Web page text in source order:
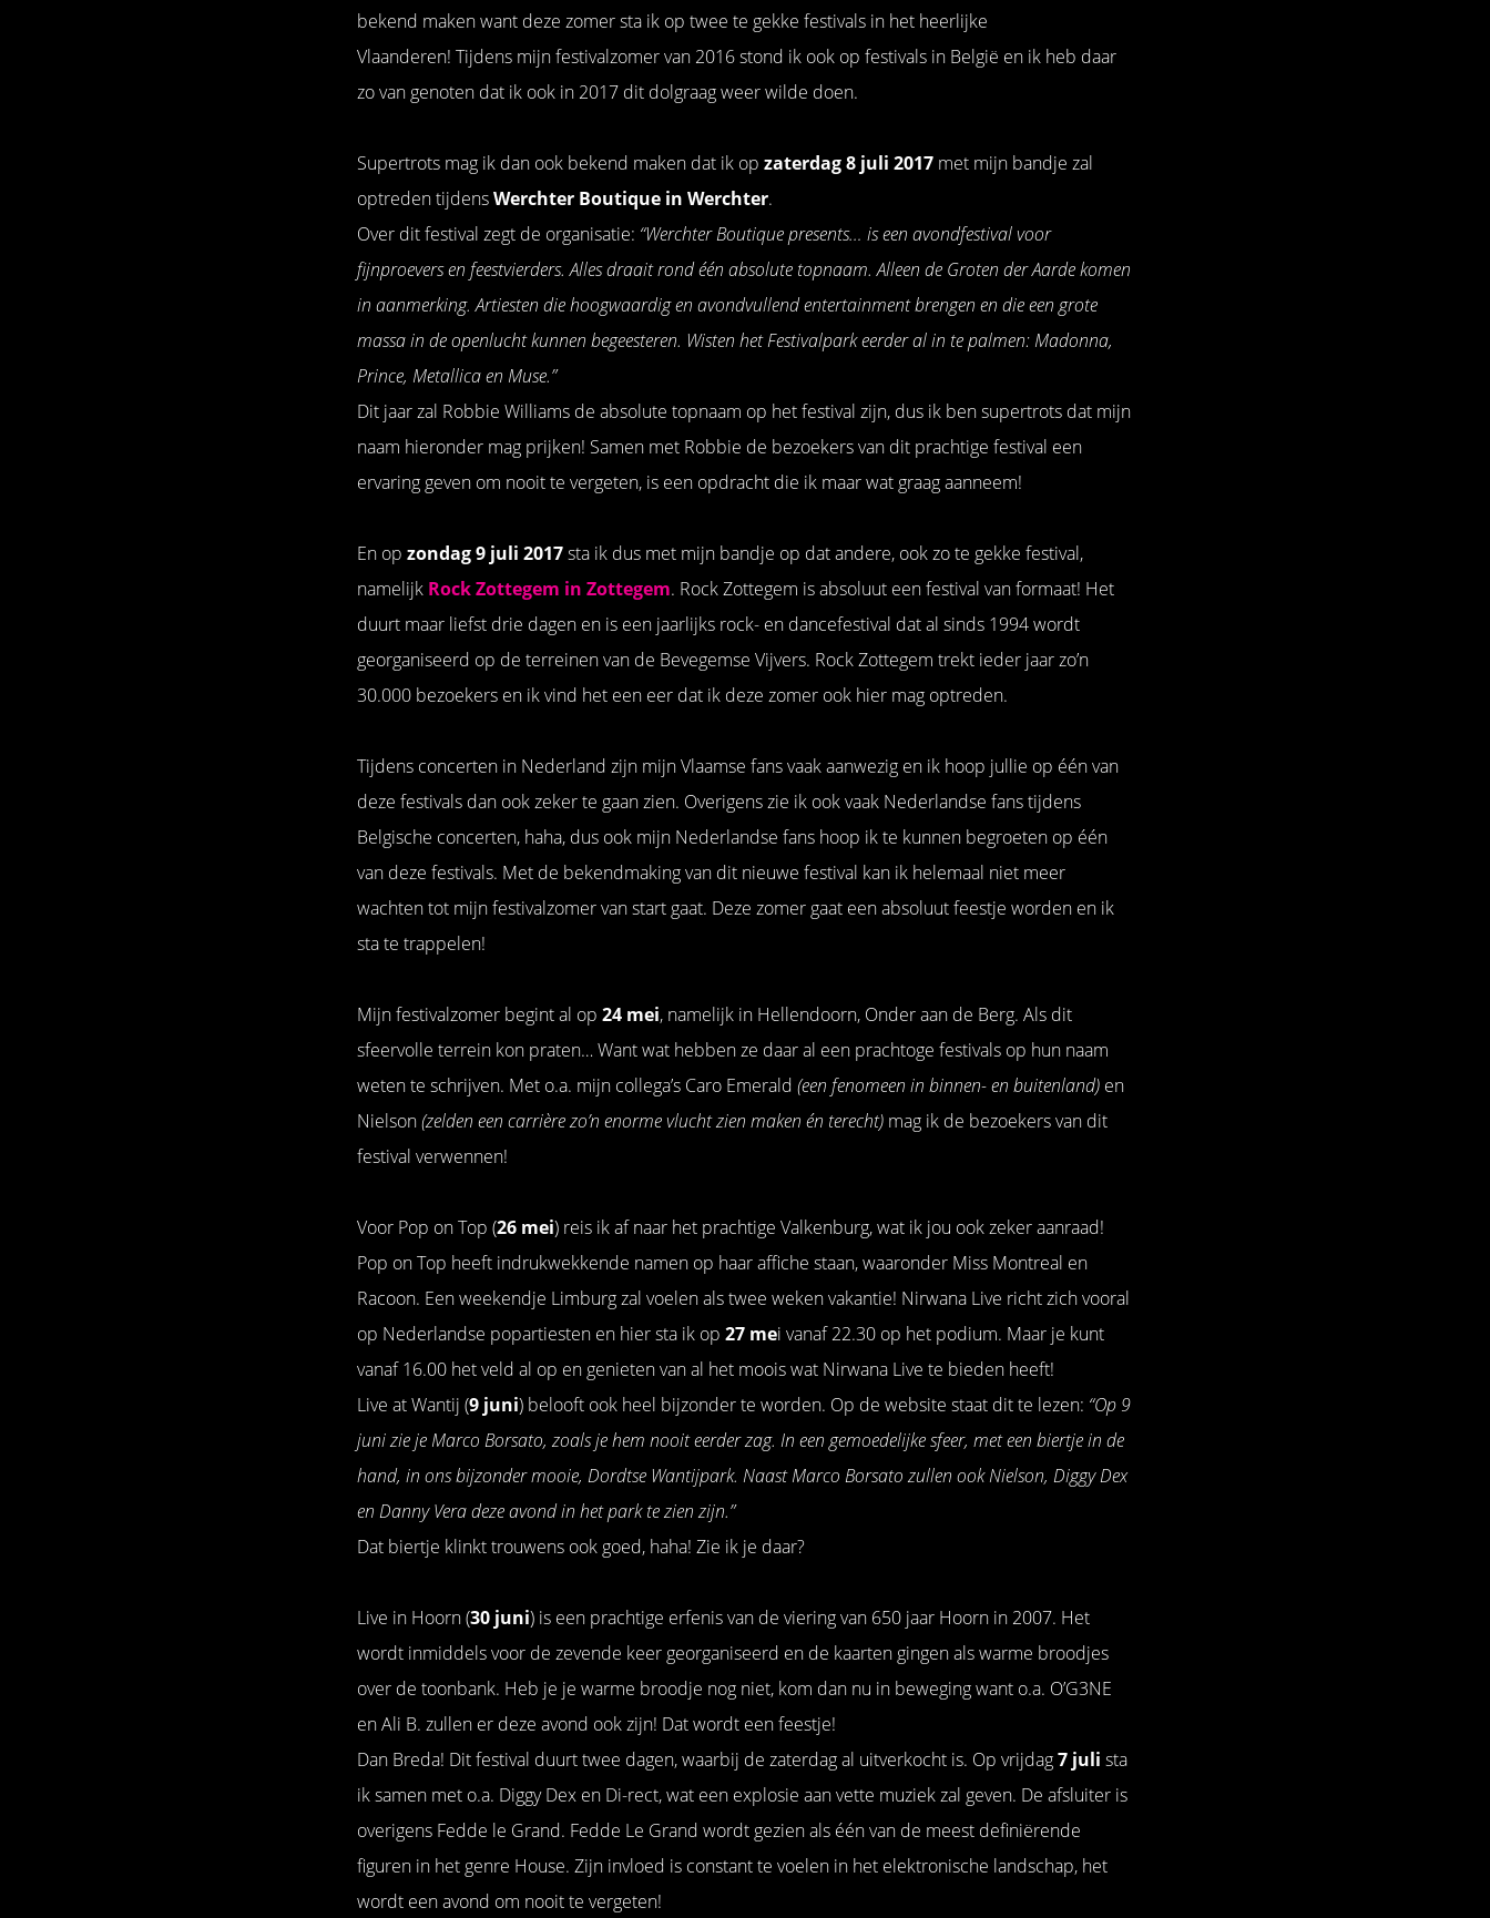
bekend maken want deze zomer sta ik op twee te gekke festivals in het heerlijke
Vlaanderen! Tijdens mijn festivalzomer van 2016 stond ik ook op festivals in België en ik heb daar
zo van genoten dat ik ook in 2017 dit dolgraag weer wilde doen.
Supertrots mag ik dan ook bekend maken dat ik op zaterdag 8 juli 2017 met mijn bandje zal
optreden tijdensWerchter Boutique in Werchter.
Over dit festival zegt de organisatie: “Werchter Boutique presents… is een avondfestival voor
fijnproevers en feestvierders. Alles draait rond één absolute topnaam. Alleen de Groten der Aarde komen
in aanmerking. Artiesten die hoogwaardig en avondvullend entertainment brengen en die een grote
massa in de openlucht kunnen begeesteren. Wisten het Festivalpark eerder al in te palmen: Madonna,
Prince, Metallica en Muse.”
Dit jaar zal Robbie Williams de absolute topnaam op het festival zijn, dus ik ben supertrots dat mijn
naam hieronder mag prijken! Samen met Robbie de bezoekers van dit prachtige festival een
ervaring geven om nooit te vergeten, is een opdracht die ik maar wat graag aanneem!
En op zondag 9 juli 2017sta ik dus met mijn bandje op dat andere, ook zo te gekke festival,
namelijk Rock Zottegem in Zottegem. Rock Zottegem is absoluut een festival van formaat! Het
duurt maar liefst drie dagen en is een jaarlijks rock- en dancefestival dat al sinds 1994 wordt
georganiseerd op de terreinen van de Bevegemse Vijvers. Rock Zottegem trekt ieder jaar zo’n
30.000 bezoekers en ik vind het een eer dat ik deze zomer ook hier mag optreden.
Tijdens concerten in Nederland zijn mijn Vlaamse fans vaak aanwezig en ik hoop jullie op één van
deze festivals dan ook zeker te gaan zien. Overigens zie ik ook vaak Nederlandse fans tijdens
Belgische concerten, haha, dus ook mijn Nederlandse fans hoop ik te kunnen begroeten op één
van deze festivals. Met de bekendmaking van dit nieuwe festival kan ik helemaal niet meer
wachten tot mijn festivalzomer van start gaat. Deze zomer gaat een absoluut feestje worden en ik
sta te trappelen!
Mijn festivalzomer begint al op 24 mei, namelijk in Hellendoorn, Onder aan de Berg. Als dit
sfeervolle terrein kon praten… Want wat hebben ze daar al een prachtoge festivals op hun naam
weten te schrijven. Met o.a. mijn collega’s Caro Emerald (een fenomeen in binnen- en buitenland) en
Nielson(zelden een carrière zo’n enorme vlucht zien maken én terecht) mag ik de bezoekers van dit
festival verwennen!
Voor Pop on Top (26 mei) reis ik af naar het prachtige Valkenburg, wat ik jou ook zeker aanraad!
Pop on Top heeft indrukwekkende namen op haar affiche staan, waaronder Miss Montreal en
Racoon. Een weekendje Limburg zal voelen als twee weken vakantie! Nirwana Live richt zich vooral
op Nederlandse popartiesten en hier sta ik op 27 mei vanaf 22.30 op het podium. Maar je kunt
vanaf 16.00 het veld al op en genieten van al het moois wat Nirwana Live te bieden heeft!
Live at Wantij (9 juni) belooft ook heel bijzonder te worden. Op de website staat dit te lezen: “Op 9
juni zie je Marco Borsato, zoals je hem nooit eerder zag. In een gemoedelijke sfeer, met een biertje in de
hand, in ons bijzonder mooie, Dordtse Wantijpark. Naast Marco Borsato zullen ook Nielson, Diggy Dex
en Danny Vera deze avond in het park te zien zijn.”
Dat biertje klinkt trouwens ook goed, haha! Zie ik je daar?
Live in Hoorn (30 juni) is een prachtige erfenis van de viering van 650 jaar Hoorn in 2007. Het
wordt inmiddels voor de zevende keer georganiseerd en de kaarten gingen als warme broodjes
over de toonbank. Heb je je warme broodje nog niet, kom dan nu in beweging want o.a. O’G3NE
en Ali B. zullen er deze avond ook zijn! Dat wordt een feestje!
Dan Breda! Dit festival duurt twee dagen, waarbij de zaterdag al uitverkocht is. Op vrijdag7 juli sta
ik samen met o.a. Diggy Dex en Di-rect, wat een explosie aan vette muziek zal geven. De afsluiter is
overigens Fedde le Grand. Fedde Le Grand wordt gezien als één van de meest definiërende
figuren in het genre House. Zijn invloed is constant te voelen in het elektronische landschap, het
wordt een avond om nooit te vergeten!